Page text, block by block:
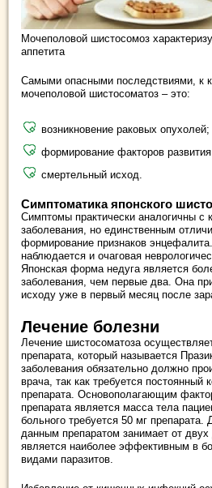
Мочеполовой шистосомоз
аппетита
Самыми опасными последствиями, к
мочеполовой шистосоматоз – это:
возникновение раковых опухолей;
формирование факторов
смертельный исход.
Симптоматика японского
Симптомы практически аналогичны с
заболевания, но единственным
формирование признаков
наблюдается и очаговая
Японская форма недуга является
заболевания, чем первые два. Она
исходу уже в первый месяц после
Лечение болезни
Лечение шистосоматоза
препарата, который называется
заболевания обязательно должно
врача, так как требуется постоянный
препарата. Основополагающим
препарата является масса тела
больного требуется 50 мг препарата.
данным препаратом занимает от двух
является наиболее эффективным в
видами паразитов.